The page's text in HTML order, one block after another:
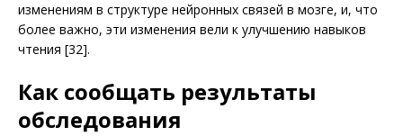
изменениям в структуре нейронных связей в мозге, и, что
более важно, эти изменения вели к улучшению навыков
чтения [32].
Как сообщать результаты
обследования